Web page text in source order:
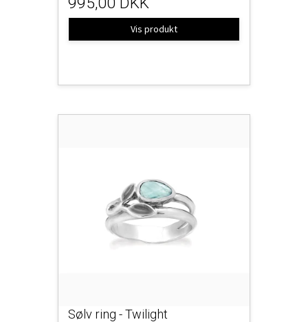
Vis produkt
Sølv ring - Twilight